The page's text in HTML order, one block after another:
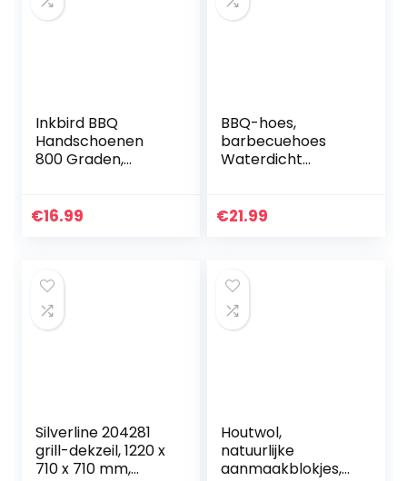
Inkbird BBQ
Handschoenen
800 Graden,
Hittebestendige
€16.99
BBQ-hoes,
barbecuehoes
Waterdicht
grillhoes – Oxford-
€21.99
Silverline 204281
grill-dekzeil, 1220 x
710 x 710 mm,
Houtwol,
natuurlijke
aanmaakblokjes,